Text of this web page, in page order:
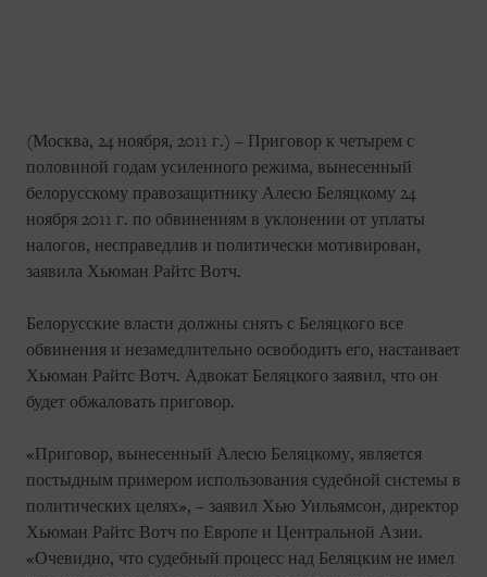
(Москва, 24 ноября, 2011 г.) – Приговор к четырем с
половиной годам усиленного режима, вынесенный
белорусскому правозащитнику Алесю Беляцкому 24
ноября 2011 г. по обвинениям в уклонении от уплаты
налогов, несправедлив и политически мотивирован,
заявила Хьюман Райтс Вотч.
Белорусские власти должны снять с Беляцкого все
обвинения и незамедлительно освободить его, настаивает
Хьюман Райтс Вотч. Адвокат Беляцкого заявил, что он
будет обжаловать приговор.
«Приговор, вынесенный Алесю Беляцкому, является
постыдным примером использования судебной системы в
политических целях», – заявил Хью Уильямсон, директор
Хьюман Райтс Вотч по Европе и Центральной Азии.
«Очевидно, что судебный процесс над Беляцким не имел